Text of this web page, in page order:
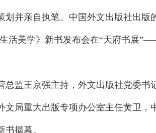
划并亲自执笔、中国外文出版社出版
活美学》新书发布会在“天府书展
总监王京强主持，外文出版社党委
文局重大出版专项办公室主任黄卫
揭幕。